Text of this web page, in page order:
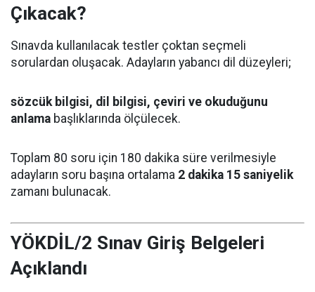
Çıkacak?
Sınavda kullanılacak testler çoktan seçmeli
sorulardan oluşacak. Adayların yabancı dil düzeyleri;
sözcük bilgisi, dil bilgisi, çeviri ve okuduğunu
anlama başlıklarında ölçülecek.
Toplam 80 soru için 180 dakika süre verilmesiyle
adayların soru başına ortalama 2 dakika 15 saniyelik
zamanı bulunacak.
YÖKDİL/2 Sınav Giriş Belgeleri
Açıklandı